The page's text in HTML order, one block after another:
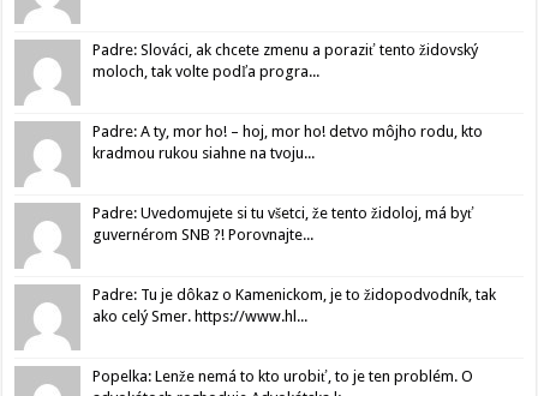
Padre: Slováci, ak chcete zmenu a poraziť tento židovský
moloch, tak volte podľa progra...
Padre: A ty, mor ho! – hoj, mor ho! detvo môjho rodu, kto
kradmou rukou siahne na tvoju...
Padre: Uvedomujete si tu všetci, že tento židoloj, má byť
guvernérom SNB ?! Porovnajte...
Padre: Tu je dôkaz o Kamenickom, je to židopodvodník, tak
ako celý Smer. https://www.hl...
Popelka: Lenže nemá to kto urobiť, to je ten problém. O